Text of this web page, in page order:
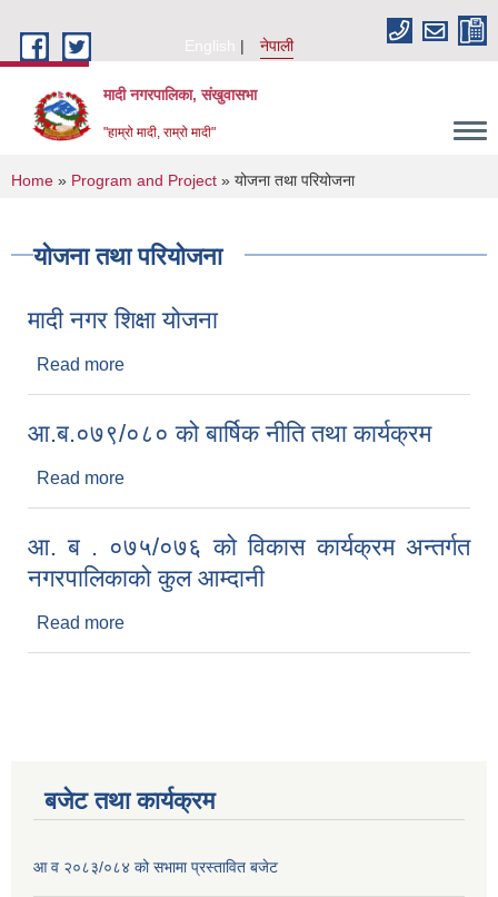
English
नेपाली
मादी नगरपालिका, संखुवासभा
"हाम्रो मादी, राम्रो मादी"
You are here
Home » Program and Project » योजना तथा परियोजना
योजना तथा परियोजना
मादी नगर शिक्षा योजना
Read more
आ.ब.०७९/०८० को बार्षिक नीति तथा कार्यक्रम
Read more
आ. ब . ०७५/०७६ को विकास कार्यक्रम अन्तर्गत
नगरपालिकाको कुल आम्दानी
Read more
बजेट तथा कार्यक्रम
आ व २०८३/०८४ को सभामा प्रस्तावित बजेट